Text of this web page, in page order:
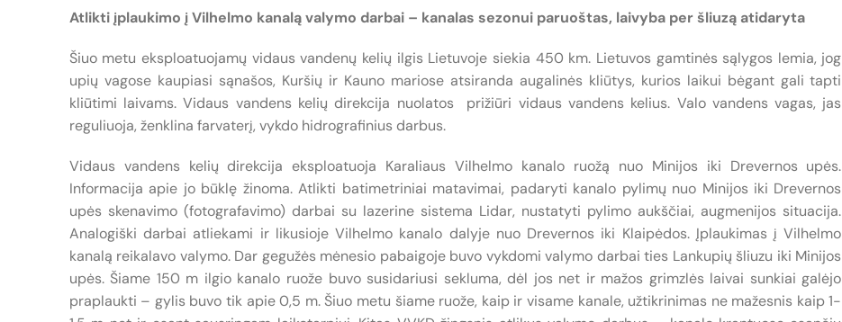
Atlikti įplaukimo į Vilhelmo kanalą valymo darbai – kanalas sezonui paruoštas, laivyba per šliuzą atidaryta
Šiuo metu eksploatuojamų vidaus vandenų kelių ilgis Lietuvoje siekia 450 km. Lietuvos gamtinės sąlygos lemia, jog
upių vagose kaupiasi sąnašos, Kuršių ir Kauno mariose atsiranda augalinės kliūtys, kurios laikui bėgant gali tapti
kliūtimi laivams. Vidaus vandens kelių direkcija nuolatos prižiūri vidaus vandens kelius. Valo vandens vagas, jas
reguliuoja, ženklina farvaterį, vykdo hidrografinius darbus.
Vidaus vandens kelių direkcija eksploatuoja Karaliaus Vilhelmo kanalo ruožą nuo Minijos iki Drevernos upės.
Informacija apie jo būklę žinoma. Atlikti batimetriniai matavimai, padaryti kanalo pylimų nuo Minijos iki Drevernos
upės skenavimo (fotografavimo) darbai su lazerine sistema Lidar, nustatyti pylimo aukščiai, augmenijos situacija.
Analogiški darbai atliekami ir likusioje Vilhelmo kanalo dalyje nuo Drevernos iki Klaipėdos. Įplaukimas į Vilhelmo
kanalą reikalavo valymo. Dar gegužės mėnesio pabaigoje buvo vykdomi valymo darbai ties Lankupių šliuzu iki Minijos
upės. Šiame 150 m ilgio kanalo ruože buvo susidariusi sekluma, dėl jos net ir mažos grimzlės laivai sunkiai galėjo
praplaukti – gylis buvo tik apie 0,5 m. Šiuo metu šiame ruože, kaip ir visame kanale, užtikrinimas ne mažesnis kaip 1-